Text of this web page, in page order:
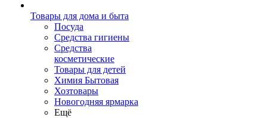
Товары для дома и быта
Посуда
Средства гигиены
Средства
косметические
Товары для детей
Химия Бытовая
Хозтовары
Новогодняя ярмарка
Ещё